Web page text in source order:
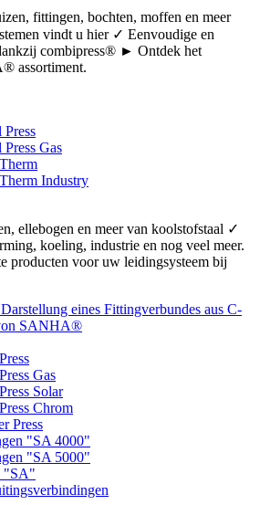
fittingen, bochten, moffen en meer
vindt u hier ✓ Eenvoudige en
combipress® ► Ontdek het
assortiment.
Press
Gas
Industry
ellebogen en meer van koolstofstaal ✓
koeling, industrie en nog veel meer.
producten voor uw leidingsysteem bij
Gas
Solar
Chrom
Press
"SA 4000"
"SA 5000"
"SA"